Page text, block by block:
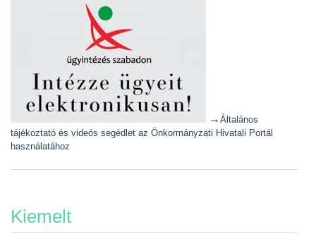
→ Általános
tájékoztató és videós segédlet az Önkormányzati Hivatali Portál
használatához
Kiemelt